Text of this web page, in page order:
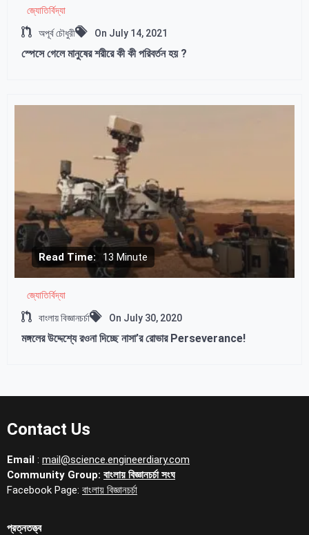
জ্যোতির্বিদ্যা
অপূর্ব চৌধুরী On July 14, 2021
স্পেসে গেলে মানুষের শরীরে কী কী পরিবর্তন হয় ?
Read Time: 13 Minute
জ্যোতির্বিদ্যা
বাংলায় বিজ্ঞানচর্চা On July 30, 2020
মঙ্গলের উদ্দেশ্যে রওনা দিচ্ছে নাসা’র রোভার Perseverance!
Contact Us
Email : mail@science.engineerdiary.com
Community Group: বাংলায় বিজ্ঞানচর্চা সংঘ
Facebook Page: বাংলায় বিজ্ঞানচর্চা
প্রত্নতত্ত্ব